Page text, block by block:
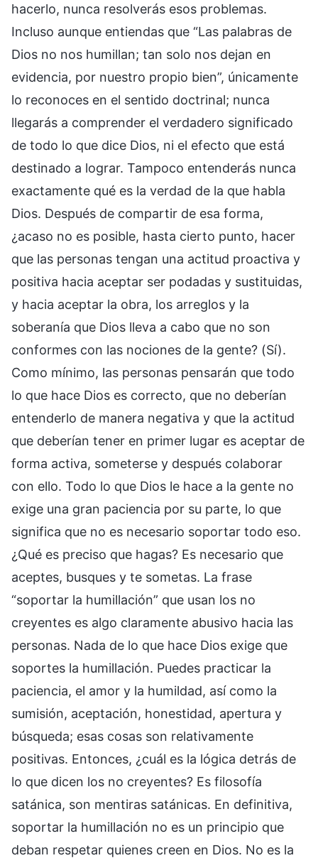
hacerlo, nunca resolverás esos problemas.
Incluso aunque entiendas que “Las palabras de
Dios no nos humillan; tan solo nos dejan en
evidencia, por nuestro propio bien”, únicamente
lo reconoces en el sentido doctrinal; nunca
llegarás a comprender el verdadero significado
de todo lo que dice Dios, ni el efecto que está
destinado a lograr. Tampoco entenderás nunca
exactamente qué es la verdad de la que habla
Dios. Después de compartir de esa forma,
¿acaso no es posible, hasta cierto punto, hacer
que las personas tengan una actitud proactiva y
positiva hacia aceptar ser podadas y sustituidas,
y hacia aceptar la obra, los arreglos y la
soberanía que Dios lleva a cabo que no son
conformes con las nociones de la gente? (Sí).
Como mínimo, las personas pensarán que todo
lo que hace Dios es correcto, que no deberían
entenderlo de manera negativa y que la actitud
que deberían tener en primer lugar es aceptar de
forma activa, someterse y después colaborar
con ello. Todo lo que Dios le hace a la gente no
exige una gran paciencia por su parte, lo que
significa que no es necesario soportar todo eso.
¿Qué es preciso que hagas? Es necesario que
aceptes, busques y te sometas. La frase
“soportar la humillación” que usan los no
creyentes es algo claramente abusivo hacia las
personas. Nada de lo que hace Dios exige que
soportes la humillación. Puedes practicar la
paciencia, el amor y la humildad, así como la
sumisión, aceptación, honestidad, apertura y
búsqueda; esas cosas son relativamente
positivas. Entonces, ¿cuál es la lógica detrás de
lo que dicen los no creyentes? Es filosofía
satánica, son mentiras satánicas. En definitiva,
soportar la humillación no es un principio que
deban respetar quienes creen en Dios. No es la